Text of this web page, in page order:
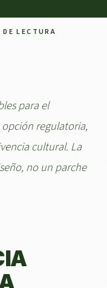
LECTURA
para el
regulatoria,
cultural. La
no un parche